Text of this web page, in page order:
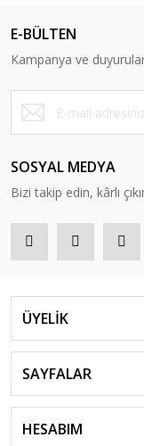
E-BÜLTEN
Kampanya ve
SOSYAL MEDYA
Bizi takip edin, kârlı
ÜYELİK
SAYFALAR
HESABIM